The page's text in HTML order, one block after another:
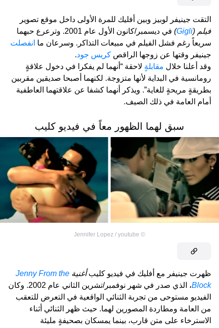
التقت جينيفر لوبيز وبين أفليك للمرة الأولى داخل موقع تصوير
فيلم (Gigli
)
في ديسمبر/كانون الأول عام 2001. وترعرع حبهما
سريعاً رغم فشل الفيلم في مبيعات التذاكر. وسرعان ما انفصلت
جينيفر وقتها عن زوجها الراقص كريس جود.
وقد أعلنا خلال مقابلةٍ لاحقة “أنهما لم يفكرا في دخول علاقةٍ
رومانسية في البداية لأنها متزوجة. لكنهما أصبحا صديقين مقربين
بطريقةٍ مريحةٍ للغاية”. ويذكر أنهما كشفا عن علاقتهما العاطفية
أمام العامة في ذلك الصيف.
سبق لهما الظهور معاً في فيديو كليب
©
Jennifer Lopez / youtube
ظهرت جينيفر مع أفليك في فيديو كليبأغنية Jenny From the
Block
، الذي صدر في شهر نوفمبر/تشرين الثاني عام 2002. وكان
الفيديو مستوحى من تجربة الثنائي الواقعية في التعرض للتعقب
من العامة ومطاردة المصورين لهما. حيث ظهر الثنائي أثناء
الاسترخاء على متن قارب، بينما يمسكان بصحيفةٍ مليئة